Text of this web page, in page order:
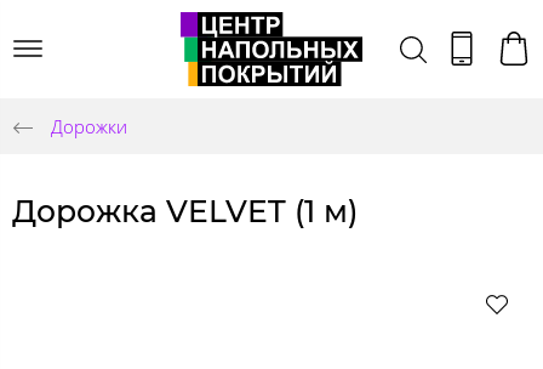
Дорожки
Дорожка VELVET (1 м)